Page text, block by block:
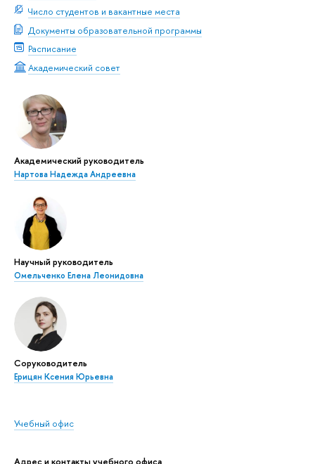
Число студентов и вакантные места
Документы образовательной программы
Расписание
Академический совет
Академический руководитель
Нартова Надежда Андреевна
Научный руководитель
Омельченко Елена Леонидовна
Соруководитель
Ерицян Ксения Юрьевна
Учебный офис
Адрес и контакты учебного офиса